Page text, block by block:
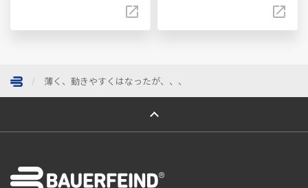
薄く、動きやすくはなったが、、、
ページトップへ